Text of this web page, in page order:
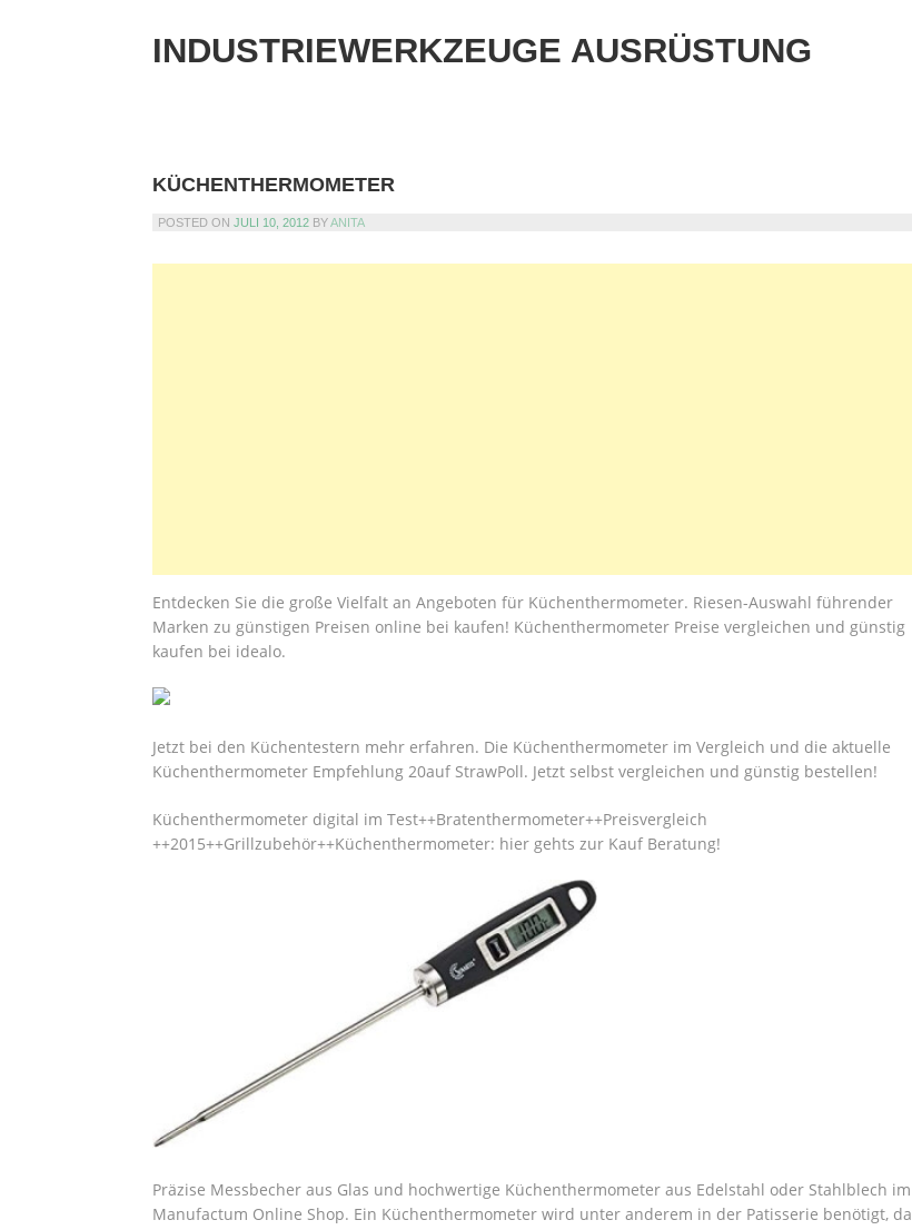
INDUSTRIEWERKZEUGE AUSRÜSTUNG
KÜCHENTHERMOMETER
POSTED ON JULI 10, 2012 BYANITA
Entdecken Sie die große Vielfalt an Angeboten für Küchenthermometer. Riesen-Auswahl führender
Marken zu günstigen Preisen online bei kaufen! Küchenthermometer Preise vergleichen und günstig
kaufen bei idealo.
Jetzt bei den Küchentestern mehr erfahren. Die Küchenthermometer im Vergleich und die aktuelle
Küchenthermometer Empfehlung 20auf StrawPoll. Jetzt selbst vergleichen und günstig bestellen!
Küchenthermometer digital im Test++Bratenthermometer++Preisvergleich
++2015++Grillzubehör++Küchenthermometer: hier gehts zur Kauf Beratung!
Präzise Messbecher aus Glas und hochwertige Küchenthermometer aus Edelstahl oder Stahlblech im
Manufactum Online Shop. Ein Küchenthermometer wird unter anderem in der Patisserie benötigt, da